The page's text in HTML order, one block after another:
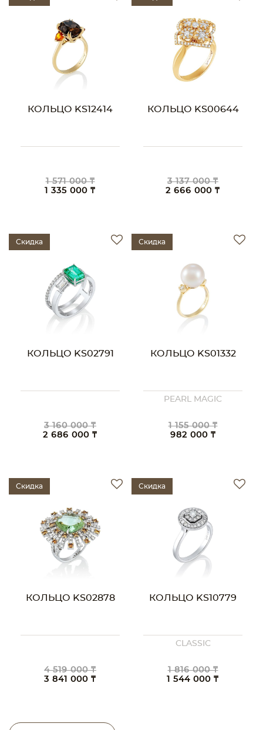
КОЛЬЦО KS12414
1 571 000 ₸
1 335 000 ₸
КОЛЬЦО KS00644
3 137 000 ₸
2 666 000 ₸
Скидка
КОЛЬЦО KS02791
3 160 000 ₸
2 686 000 ₸
Скидка
КОЛЬЦО KS01332
PEARL MAGIC
1 155 000 ₸
982 000 ₸
Скидка
КОЛЬЦО KS02878
4 519 000 ₸
3 841 000 ₸
Скидка
КОЛЬЦО KS10779
CLASSIC
1 816 000 ₸
1 544 000 ₸